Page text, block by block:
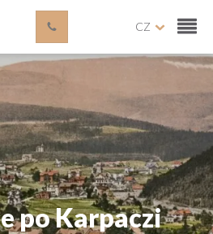
CZ
po Karpaczi